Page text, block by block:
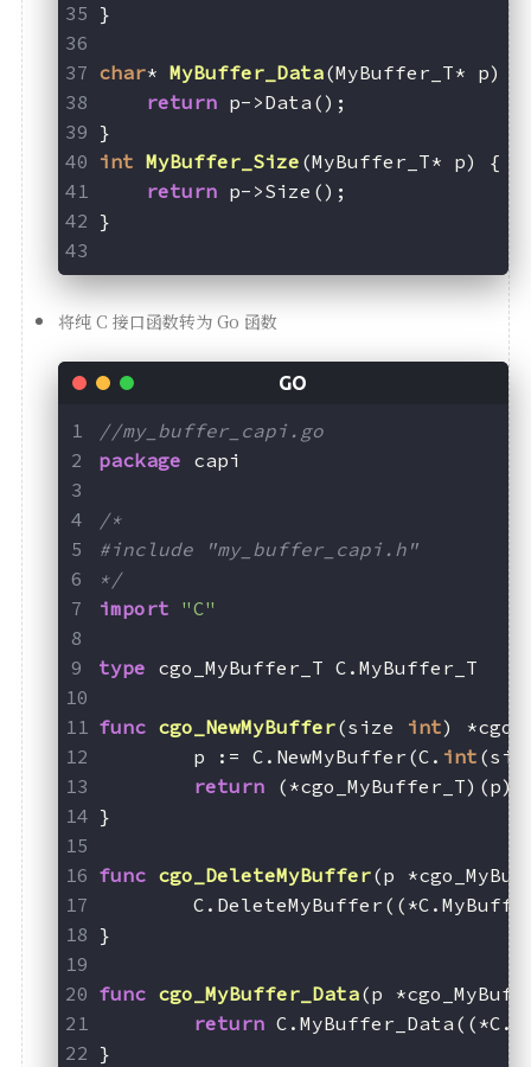
}
char* MyBuffer_Data(MyBuffer_T* p) {
return p->Data();
}
int MyBuffer_Size (MyBuffer_T* p)
{
return p->Size();
}
将纯 C 接口函数转为 Go 函数
//my_buffer_capi.go
package capi
/*
#include "my_buffer_capi.h"
*/
import "C"
type cgo_MyBuffer_T C.MyBuffer_T
func cgo_NewMyBuffer(size int)
	p := C.NewMyBuffer(C.
int
return (*cgo_MyBuffer_T)(p)
}
func cgo_DeleteMyBuffer(p
}
func cgo_MyBuffer_Data(p
return
}